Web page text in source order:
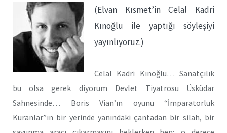
(Elvan Kısmet’in Celal Kadri
Kınoğlu ile yaptığı söyleşiyi
yayınlıyoruz.)
Celal Kadri Kınoğlu… Sanatçılık
bu olsa gerek diyorum Devlet Tiyatrosu Üsküdar
Sahnesinde… Boris Vian’ın oyunu “İmparatorluk
Kuranlar”ın bir yerinde yanındaki çantadan bir silah, bir